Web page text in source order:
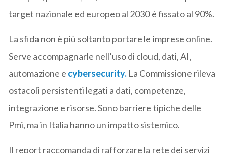
target nazionale ed europeo al 2030 è fissato al 90%.
La sfida non è più soltanto portare le imprese online.
Serve accompagnarle nell’uso di cloud, dati, AI,
automazione e cybersecurity. La Commissione rileva
ostacoli persistenti legati a dati, competenze,
integrazione e risorse. Sono barriere tipiche delle
Pmi, ma in Italia hanno un impatto sistemico.
Il report raccomanda di rafforzare la rete dei servizi